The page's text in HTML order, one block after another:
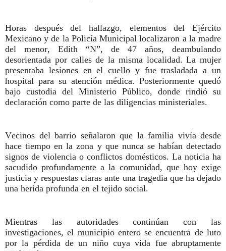
Horas después del hallazgo, elementos del Ejército
Mexicano y de la Policía Municipal localizaron a la madre
del menor, Edith “N”, de 47 años, deambulando
desorientada por calles de la misma localidad. La mujer
presentaba lesiones en el cuello y fue trasladada a un
hospital para su atención médica. Posteriormente quedó
bajo custodia del Ministerio Público, donde rindió su
declaración como parte de las diligencias ministeriales.
Vecinos del barrio señalaron que la familia vivía desde
hace tiempo en la zona y que nunca se habían detectado
signos de violencia o conflictos domésticos. La noticia ha
sacudido profundamente a la comunidad, que hoy exige
justicia y respuestas claras ante una tragedia que ha dejado
una herida profunda en el tejido social.
Mientras las autoridades continúan con las
investigaciones, el municipio entero se encuentra de luto
por la pérdida de un niño cuya vida fue abruptamente